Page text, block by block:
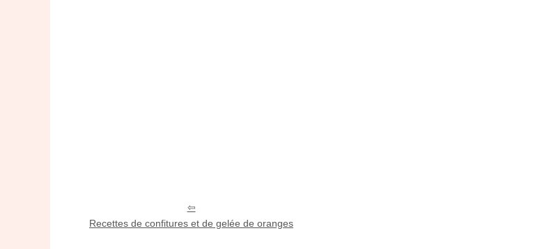
Recettes de confitures et de gelée de oranges